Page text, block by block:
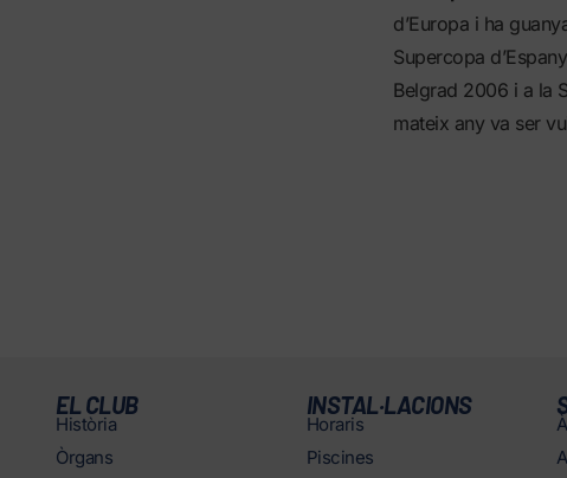
d’Europa i ha
Supercopa
Belgrad 2006 i a la
mateix any va ser
EL CLUB
Història
Òrgans
INSTAL·LACIONS
Horaris
Piscines